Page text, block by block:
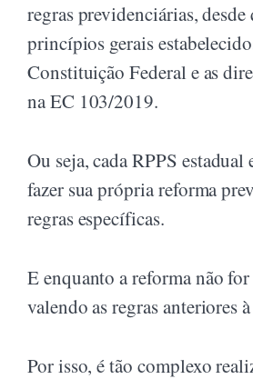
regras previdenciárias, desde
princípios gerais
Constituição Federal e as
na EC 103/2019.
Ou seja, cada RPPS
fazer sua própria reforma
regras específicas.
E enquanto a reforma não
valendo as regras anteriores
Por isso, é tão complexo